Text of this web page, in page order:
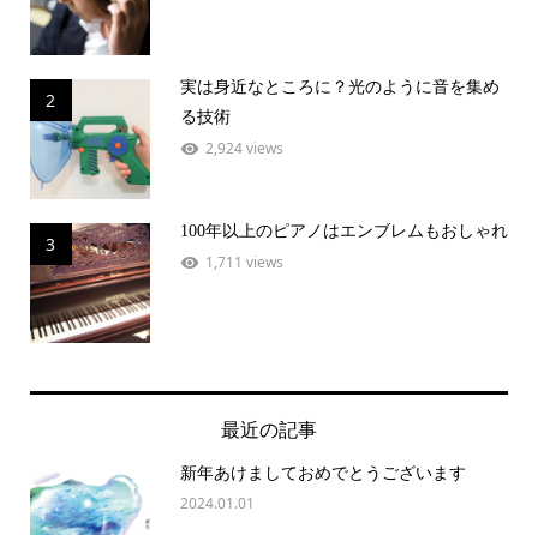
2
実は身近なところに？光のように音を集め
る技術
2,924 views
3
100年以上のピアノはエンブレムもおしゃれ
1,711 views
最近の記事
新年あけましておめでとうございます
2024.01.01